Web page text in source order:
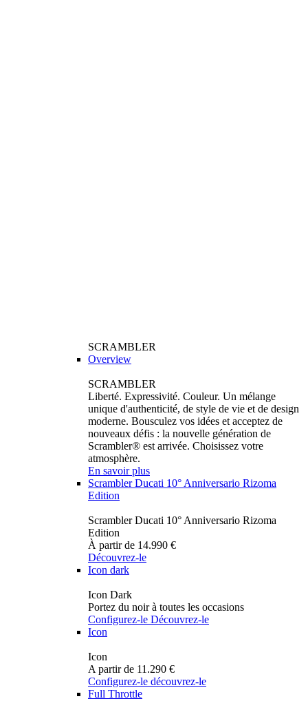
SCRAMBLER
Overview
SCRAMBLER
Liberté. Expressivité. Couleur. Un mélange
unique d'authenticité, de style de vie et de design
moderne. Bousculez vos idées et acceptez de
nouveaux défis : la nouvelle génération de
Scrambler® est arrivée. Choisissez votre
atmosphère.
En savoir plus
Scrambler Ducati 10° Anniversario Rizoma
Edition
Scrambler Ducati 10° Anniversario Rizoma
Edition
À partir de 14.990 €
Découvrez-le
Icon dark
Icon Dark
Portez du noir à toutes les occasions
Configurez-le Découvrez-le
Icon
Icon
A partir de 11.290 €
Configurez-le découvrez-le
Full Throttle